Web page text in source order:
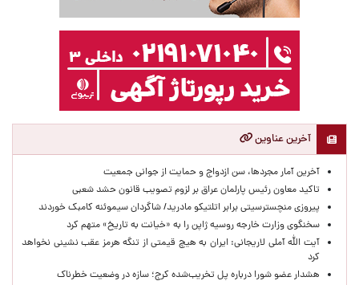
آخرین عناوین
آخرین آمار مجردها، سن ازدواج و حمایت از جوانی جمعیت
تاکید معاون رئیس پارلمان عراق بر لزوم تصویب قانون حشد شعبی
پیروزی منچسترسیتی برابر اتلتیکو مادرید/ شاگردان سیموئنه کامبک خوردند
سخنگوی وزارت خارجه روسیه ژاپن را به «خیانت به تاریخ» متهم کرد
آیت الله آملی لاریجانی: ایران به هیچ قیمتی از تنگه هرمز عقب نشینی نخواهد
کرد
هشدار عضو شورا درباره پل تخریب‌شده کرج؛ سازه در وضعیت خطرناک